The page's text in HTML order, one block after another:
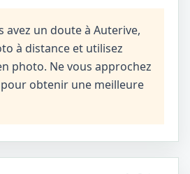
avez un doute à Auterive,
à distance et utilisez
photo. Ne vous approchez
pour obtenir une meilleure